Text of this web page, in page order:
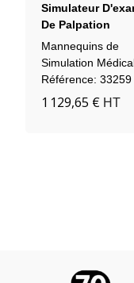
Simulateur
De Palpation
Mammaire
Mannequins de
Simulation
Référence: 33259
1 129,65 € HT